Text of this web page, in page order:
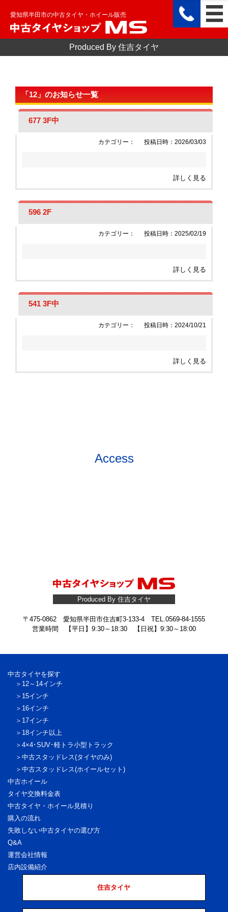
愛知県半田市の中古タイヤ・ホイール販売
Produced By 住吉タイヤ
「12」のお知らせ一覧
677 3F中
カテゴリー： 投稿日時：2026/03/03
詳しく見る
596 2F
カテゴリー： 投稿日時：2025/02/19
詳しく見る
541 3F中
カテゴリー： 投稿日時：2024/10/21
詳しく見る
Access
Produced By 住吉タイヤ
〒475-0862 愛知県半田市住吉町3-133-4 TEL.0569-84-1555
営業時間 【平日】9:30～18:30 【日祝】9:30～18:00
中古タイヤを探す
12～14インチ
15インチ
16インチ
17インチ
18インチ以上
4×4･SUV･軽トラ小型トラック
中古スタッドレス(タイヤのみ)
中古スタッドレス(ホイールセット)
中古ホイール
タイヤ交換料金表
中古タイヤ・ホイール見積り
購入の流れ
失敗しない中古タイヤの選び方
Q&A
運営会社情報
店内設備紹介
住吉タイヤ